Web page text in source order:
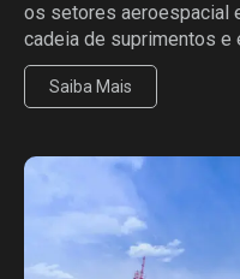
os setores aeroespacial
cadeia de suprimentos e
Saiba Mais